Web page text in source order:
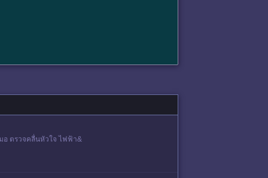
อ ตรวจคลื่นหัวใจ ไฟฟ้า&